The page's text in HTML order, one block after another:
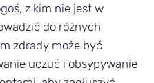
z kim nie jest w
do różnych
zdrady może być
uczuć i obsypywanie